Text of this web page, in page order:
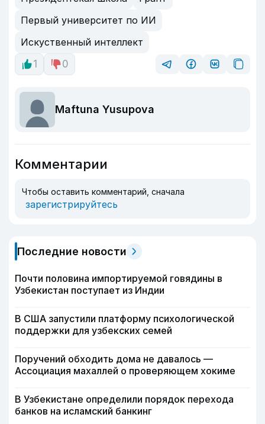
Первый университет по ИИ
Искуственный интеллект
1
0
Maftuna Yusupova
Комментарии
Чтобы оставить комментарий, сначала
зарегистрируйтесь
Последние новости
Почти половина импортируемой говядины в
Узбекистан поступает из Индии
В США запустили платформу психологической
поддержки для узбекских семей
Поручений обходить дома не давалось —
Ассоциация махаллей о проверяющем хокиме
В Узбекистане определили порядок перехода
банков на исламский банкинг